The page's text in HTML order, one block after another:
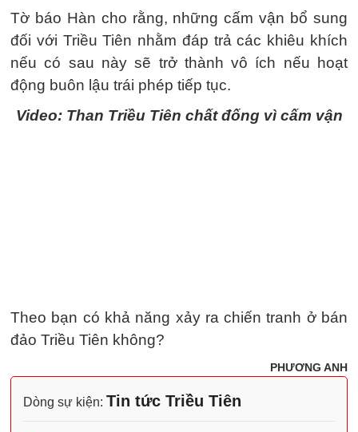
Tờ báo Hàn cho rằng, những cấm vận bổ sung
đối với Triều Tiên nhằm đáp trả các khiêu khích
nếu có sau này sẽ trở thành vô ích nếu hoạt
động buôn lậu trái phép tiếp tục.
Video: Than Triều Tiên chất đống vì cấm vận
Theo bạn có khả năng xảy ra chiến tranh ở bán
đảo Triều Tiên không?
PHƯƠNG ANH
Dòng sự kiện: Tin tức Triều Tiên